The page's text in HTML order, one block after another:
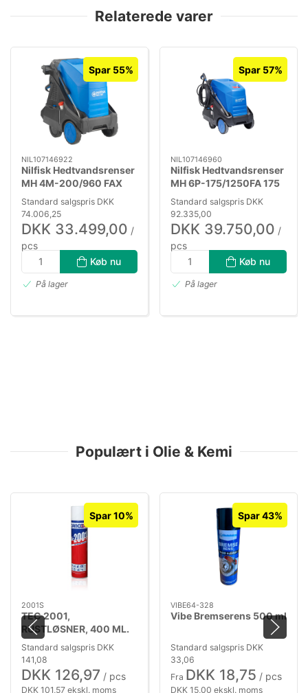
Relaterede varer
Spar 55%
NIL107146922
Nilfisk Hedtvandsrenser
MH 4M-200/960 FAX
Standard salgspris DKK
74.006,25
DKK 33.499,00 /
pcs
DKK 26.799,20 ekskl. moms
Køb nu
På lager
Spar 57%
NIL107146960
Nilfisk Hedtvandsrenser
MH 6P-175/1250FA 175
bar 8,5kW
Standard salgspris DKK
92.335,00
DKK 39.750,00 /
pcs
DKK 31.800,00 ekskl. moms
Køb nu
På lager
Populært i Olie & Kemi
Spar 10%
2001S
TEC 2001,
RUSTLØSNER, 400 ML.
SPRAY
Standard salgspris DKK
141,08
DKK 126,97 / pcs
DKK 101,57 ekskl. moms
Spar 43%
VIBE64-328
Vibe Bremserens 500 ml
Standard salgspris DKK
33,06
Fra DKK 18,75 / pcs
DKK 15,00 ekskl. moms